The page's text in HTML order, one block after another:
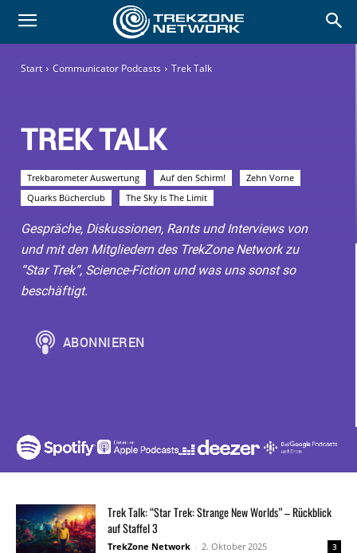
Start Communicator Podcasts Trek Talk
TREK TALK
Trekbarometer Auswertung Auf den Schirm!
Zehn Vorne
Quarks Bücherclub
The Sky Is The Limit
Gespräche, Diskussionen, Rants und Interviews von
und mit den Mitgliedern des TrekZone Network zu
“Star Trek”, Science-Fiction und was uns sonst so
beschäftigt.
Trek Talk: “Star Trek: Strange New Worlds” – Rückblick
auf Staffel 3
TrekZone Network - 2. Oktober 2025 3